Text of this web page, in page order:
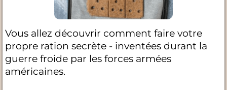
Vous allez découvrir comment faire votre
propre ration secrète - inventées durant la
guerre froide par les forces armées
américaines.